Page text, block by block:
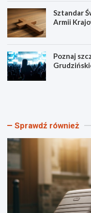
Sztandar
Armii
Poznaj
O
j
e
l
c
N
c
e
ż
k
i
Sprawdź również